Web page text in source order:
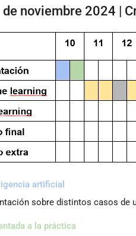
noviembre 2024 |
artificial
sobre distintos casos de
a la práctica